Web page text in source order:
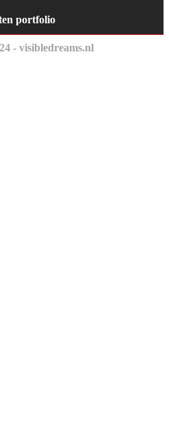
portfolio
- visibledreams.nl